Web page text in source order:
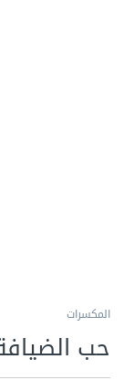
المكسرات
حب الضيافة 5